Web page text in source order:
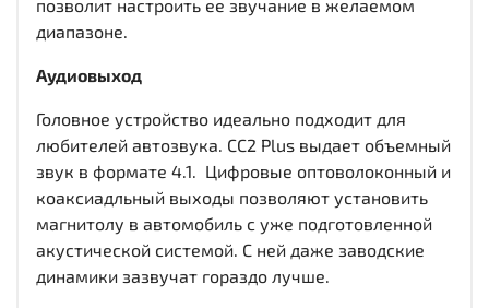
позволит настроить ее звучание в желаемом
диапазоне.
Аудиовыход
Головное устройство идеально подходит для
любителей автозвука. CC2 Plus выдает объемный
звук в формате 4.1. Цифровые оптоволоконный и
коаксиадльный выходы позволяют установить
магнитолу в автомобиль с уже подготовленной
акустической системой. С ней даже заводские
динамики зазвучат гораздо лучше.